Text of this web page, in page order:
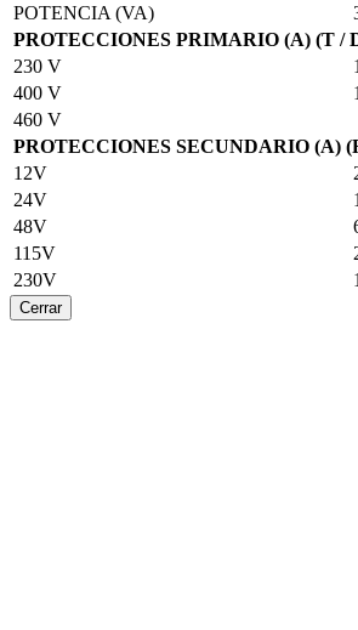
POTENCIA (VA)
PROTECCIONES PRIMARIO (A) (T /
230 V
400 V
1
460 V
PROTECCIONES SECUNDARIO (A)
12V
24V
48V
115V
230V
Cerrar